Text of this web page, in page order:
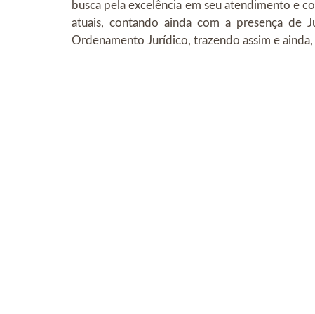
busca pela excelência em seu atendimento e
atuais, contando ainda com a presença de
Ordenamento Jurídico, trazendo assim e